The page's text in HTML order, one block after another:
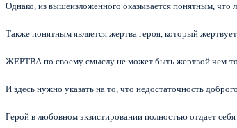
Однако, из вышеизложенного оказывается понятным,
Также понятным является жертва героя, который
ЖЕРТВА по своему смыслу не может быть жертвой чем-то
И здесь нужно указать на то, что недостаточность
Герой в любовном экзистировании полностью отдает